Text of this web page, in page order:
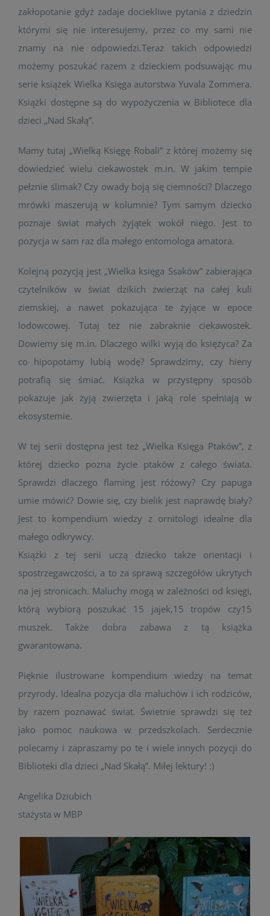
zakłopotanie gdyż zadaje dociekliwe pytania z dziedzin
którymi się nie interesujemy, przez co my sami nie
znamy na nie odpowiedzi.Teraz takich odpowiedzi
możemy poszukać razem z dzieckiem podsuwając mu
serie książek Wielka Księga autorstwa Yuvala Zommera.
Książki dostępne są do wypożyczenia w Bibliotece dla
dzieci „Nad Skałą”.
Mamy tutaj „Wielką Księgę Robali” z której możemy się
dowiedzieć wielu ciekawostek m.in. W jakim tempie
pełznie ślimak? Czy owady boją się ciemności? Dlaczego
mrówki maszerują w kolumnie? Tym samym dziecko
poznaje świat małych żyjątek wokół niego. Jest to
pozycja w sam raz dla małego entomologa amatora.
Kolejną pozycją jest „Wielka księga Ssaków” zabierająca
czytelników w świat dzikich zwierząt na całej kuli
ziemskiej, a nawet pokazująca te żyjące w epoce
lodowcowej. Tutaj też nie zabraknie ciekawostek.
Dowiemy się m.in. Dlaczego wilki wyją do księżyca? Za
co hipopotamy lubią wodę? Sprawdzimy, czy hieny
potrafią się śmiać. Książka w przystępny sposób
pokazuje jak żyją zwierzęta i jaką role spełniają w
ekosystemie.
W tej serii dostępna jest też „Wielka Księga Ptaków”, z
której dziecko pozna życie ptaków z całego świata.
Sprawdzi dlaczego flaming jest różowy? Czy papuga
umie mówić? Dowie się, czy bielik jest naprawdę biały?
Jest to kompendium wiedzy z ornitologi idealne dla
małego odkrywcy.
Książki z tej serii uczą dziecko także orientacji i
spostrzegawczości, a to za sprawą szczegółów ukrytych
na jej stronicach. Maluchy mogą w zależności od księgi,
którą wybiorą poszukać 15 jajek,15 tropów czy15
muszek. Także dobra zabawa z tą książka
gwarantowana.
Pięknie ilustrowane kompendium wiedzy na temat
przyrody. Idealna pozycja dla maluchów i ich rodziców,
by razem poznawać świat. Świetnie sprawdzi się też
jako pomoc naukowa w przedszkolach. Serdecznie
polecamy i zapraszamy po te i wiele innych pozycji do
Biblioteki dla dzieci „Nad Skałą”. Miłej lektury! :)
Angelika Dziubich
stażysta w MBP